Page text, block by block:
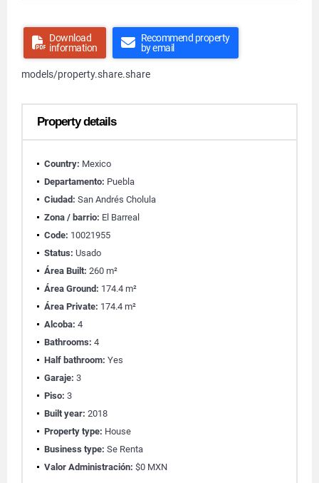
Download
information
Recommend property
by email
models/property.share.share
Property details
Country: Mexico
Departamento: Puebla
Ciudad: San Andrés Cholula
Zona / barrio: El Barreal
Code: 10021955
Status: Usado
Área Built: 260 m²
Área Ground: 174.4 m²
Área Private: 174.4 m²
Alcoba: 4
Bathrooms: 4
Half bathroom: Yes
Garaje: 3
Piso: 3
Built year: 2018
Property type: House
Business type: Se Renta
Valor Administración: $0 MXN